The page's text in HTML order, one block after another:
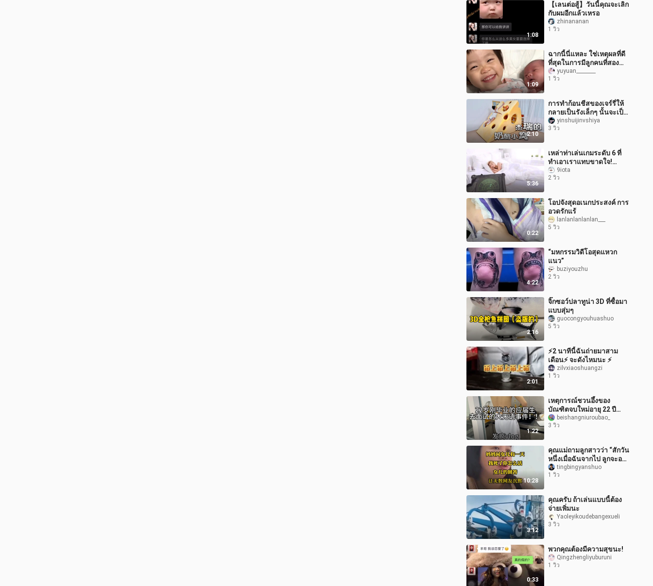
1:08
【เลนต่อสู้】วันนี้คุณจะเลิก
กับผมอีกแล้วเหรอ
zhinananan
1 วิว
1:09
ฉากนี้นี่แหละ ใช่เหตุผลที่ดี
ที่สุดในการมีลูกคนที่สอง
หรือเปล่า?
yuyuan________
1 วิว
2:10
การทำก้อนชีสของเจร์รี่ให้
กลายเป็นรังเล็กๆ นั้นจะเป็น
ยังไงนะ…
yinshuijinvshiya
3 วิว
5:36
เหล่าท่าเล่นเกมระดับ 6 ที่
ทำเอาเราแทบขาดใจ!
#1479iota
2 วิว
0:22
โอปจังสุดอเนกประสงค์ การ
อวดรักแร้
lanlanlanlanlan___
5 วิว
4:22
“มหกรรมวิดีโอสุดแหวก
แนว”
buziyouzhu
2 วิว
2:16
จิ๊กซอว์ปลาทูน่า 3D ที่ซื้อมา
แบบสุ่มๆ
guocongyouhuashuo
5 วิว
2:01
⚡2 นาทีนี้ฉันถ่ายมาสาม
เดือน⚡ จะดังไหมนะ ⚡
zilvxiaoshuangzi
1 วิว
1:22
เหตุการณ์ชวนอึ้งของ
บัณฑิตจบใหม่อายุ 22 ปี
ระหว่างไปสัมภาษณ์งาน
beishangniuroubao_
3 วิว
10:28
คุณแม่ถามลูกสาวว่า “สักวัน
หนึ่งเมื่อฉันจากไป ลูกจะอยู่
ต่อไปยังไง?” คำตอบของ
ลูกสาวทำเอาชาวเน็ตนับไม่
tingbingyanshuo
1 วิว
3:12
คุณครับ ถ้าเล่นแบบนี้ต้อง
จ่ายเพิ่มนะ
Yaoleyikoudebangexueli
3 วิว
0:33
พวกคุณต้องมีความสุขนะ!
Qingzhengliyuburuni
1 วิว